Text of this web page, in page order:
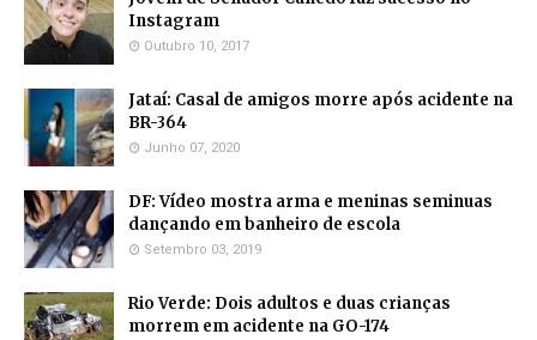
Instagram
Outubro 10, 2017
Jataí: Casal de amigos morre após acidente na
BR-364
Junho 07, 2020
DF: Vídeo mostra arma e meninas seminuas
dançando em banheiro de escola
Setembro 03, 2019
Rio Verde: Dois adultos e duas crianças
morrem em acidente na GO-174